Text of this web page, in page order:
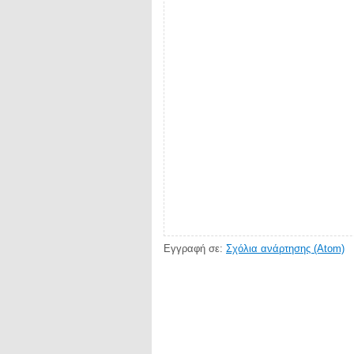
Εγγραφή σε: Σχόλια ανάρτησης (Atom)